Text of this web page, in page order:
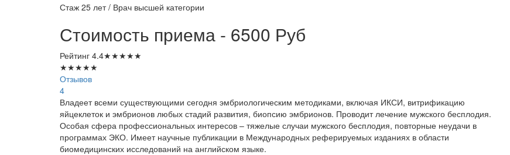
Стаж 25 лет / Врач высшей категории
Стоимость приема - 6500 Руб
Рейтинг 4.4★★★★★
★★★★★
Отзывов
4
Владеет всеми существующими сегодня эмбриологическим методиками, включая ИКСИ, витрификацию
яйцеклеток и эмбрионов любых стадий развития, биопсию эмбрионов. Проводит лечение мужского бесплодия.
Особая сфера профессиональных интересов – тяжелые случаи мужского бесплодия, повторные неудачи в
программах ЭКО. Имеет научные публикации в Международных реферируемых изданиях в области
биомедицинских исследований на английском языке.